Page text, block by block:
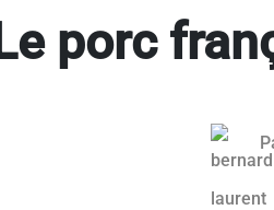
Le porc